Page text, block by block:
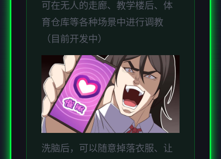
可在无人的走廊、教学楼后、体
育仓库等各种场景中进行调教
（目前开发中）
洗脑后，可以随意掉落衣服、让